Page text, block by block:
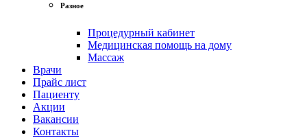
Разное
Процедурный кабинет
Медицинская помощь на дому
Массаж
Врачи
Прайс лист
Пациенту
Акции
Вакансии
Контакты